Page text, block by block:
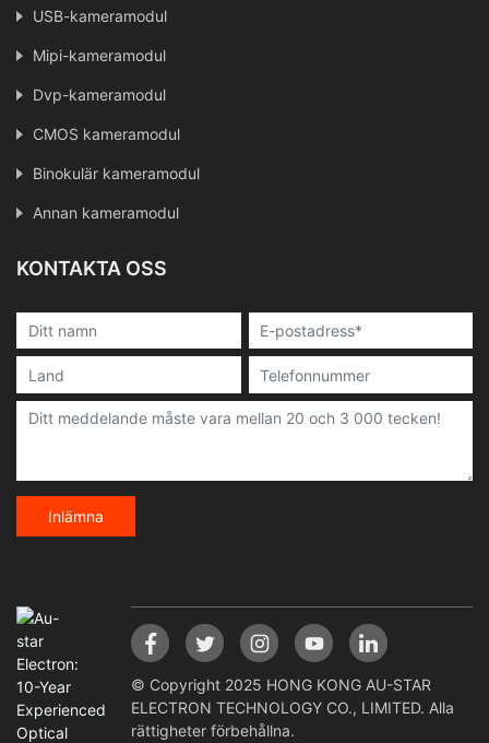
USB-kameramodul
Mipi-kameramodul
Dvp-kameramodul
CMOS kameramodul
Binokulär kameramodul
Annan kameramodul
KONTAKTA OSS
Inlämna
© Copyright 2025 HONG KONG AU-STAR
ELECTRON TECHNOLOGY CO., LIMITED. Alla
rättigheter förbehållna.